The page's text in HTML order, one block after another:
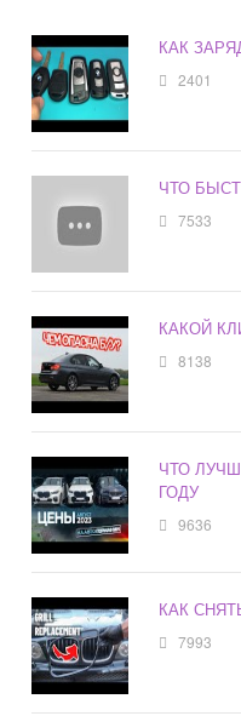
КАК
2401
ЧТО
7533
КАКОЙ
8138
ЧТО
ГОДУ
9636
КАК
7993